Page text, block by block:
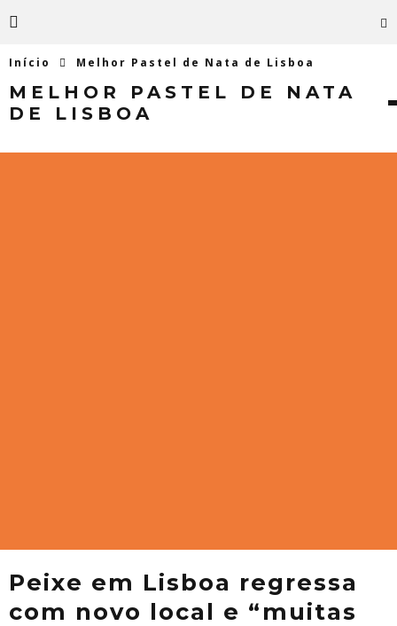
Início Melhor Pastel de Nata de Lisboa
MELHOR PASTEL DE NATA
DE LISBOA
Peixe em Lisboa regressa
com novo local e “muitas